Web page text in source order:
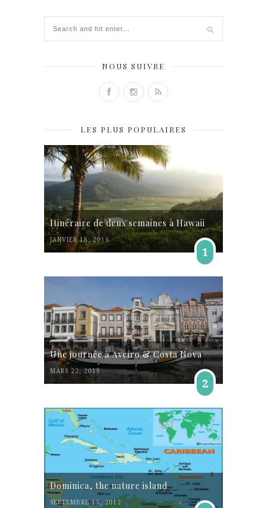
NOUS SUIVRE
LES PLUS POPULAIRES
Itinéraire de deux semaines à Hawaii
JANVIER 18, 2016
1
Une journée à Aveiro & Costa Nova
MARS 22, 2019
2
Dominica, the nature island
SEPTEMBRE 15, 2012